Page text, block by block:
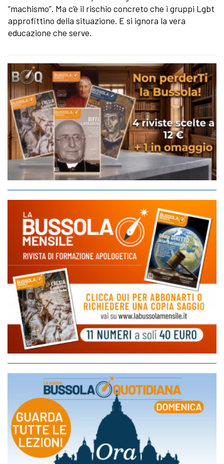
“machismo”. Ma c’è il rischio concreto che i gruppi Lgbt
approfittino della situazione. E si ignora la vera
educazione che serve.